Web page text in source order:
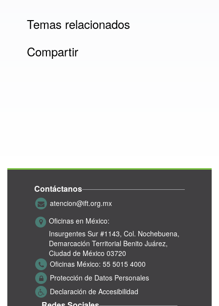
Temas relacionados
Compartir
Contáctanos
atencion@ift.org.mx
Oficinas en México:
Insurgentes Sur #1143, Col. Nochebuena,
Demarcación Territorial Benito Juárez,
Ciudad de México 03720
Oficinas México: 55 5015 4000
Protección de Datos Personales
Declaración de Accesibilidad